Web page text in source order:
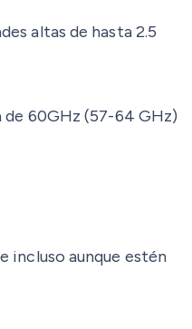
altas de hasta 2.5
60GHz (57-64 GHz)
incluso aunque estén